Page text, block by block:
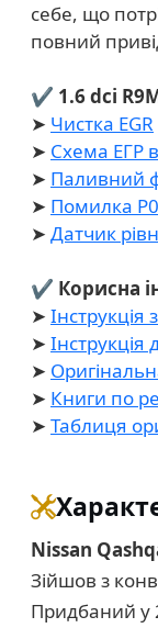
себе, що
повний
✔ 1.6 dci
➤ Чистка EGR
➤ Схема ЕГР
➤ Паливний
➤ Помилка
➤ Датчик
✔ Корисна
➤ Інструкція
➤ Інструкція
➤
➤ Книги по
➤ Таблиця
Nissan
Зійшов з
Придбаний у